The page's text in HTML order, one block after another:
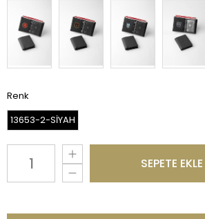
Renk
13653-2-SİYAH